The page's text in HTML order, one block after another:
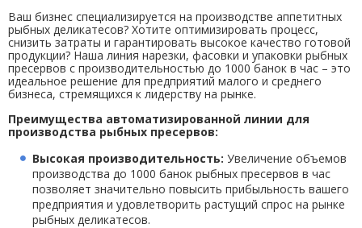
Ваш бизнес специализируется на производстве аппетитных
рыбных деликатесов? Хотите оптимизировать процесс,
снизить затраты и гарантировать высокое качество готовой
продукции? Наша линия нарезки, фасовки и упаковки рыбных
пресервов с производительностью до 1000 банок в час – это
идеальное решение для предприятий малого и среднего
бизнеса, стремящихся к лидерству на рынке.
Преимущества автоматизированной линии для
производства рыбных пресервов:
Высокая производительность: Увеличение объемов
производства до 1000 банок рыбных пресервов в час
позволяет значительно повысить прибыльность вашего
предприятия и удовлетворить растущий спрос на рынке
рыбных деликатесов.